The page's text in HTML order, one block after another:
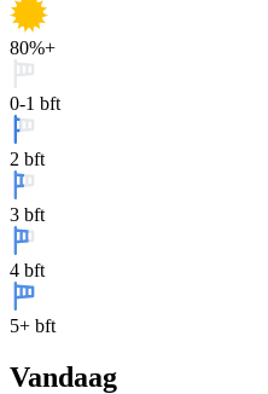
80%+
0-1 bft
2 bft
3 bft
4 bft
5+ bft
Vandaag